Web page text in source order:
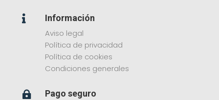

Información
Aviso legal
Política de privacidad
Política de cookies
Condiciones generales
 Pago seguro